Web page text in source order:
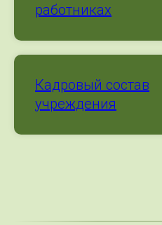
работниках
Кадровый состав
учреждения